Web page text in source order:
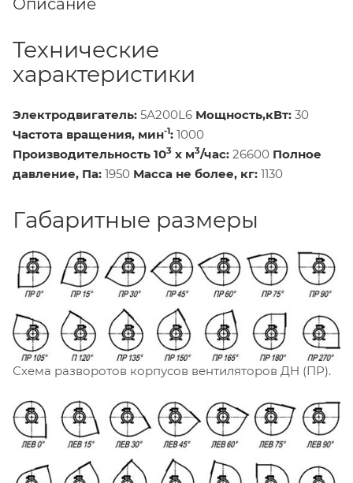
Технические
характеристики
Электродвигатель: 5А200L6 Мощность,кВт: 30
Частота вращения, мин-1: 1000
Производительность 103 х м3/час: 26600 Полное
давление, Па: 1950 Масса не более, кг: 1130
Габаритные размеры
Схема разворотов корпусов вентиляторов ДН (ПР).